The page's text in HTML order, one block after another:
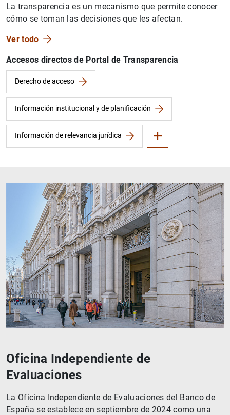
La transparencia es un mecanismo que permite conocer
cómo se toman las decisiones que les afectan.
Ver todo
Accesos directos de Portal de Transparencia
Derecho de acceso
Información institucional y de planificación
Información de relevancia jurídica
Información económica
Preguntas frecuentes
Oficina Independiente de
Evaluaciones
La Oficina Independiente de Evaluaciones del Banco de
España se establece en septiembre de 2024 como una